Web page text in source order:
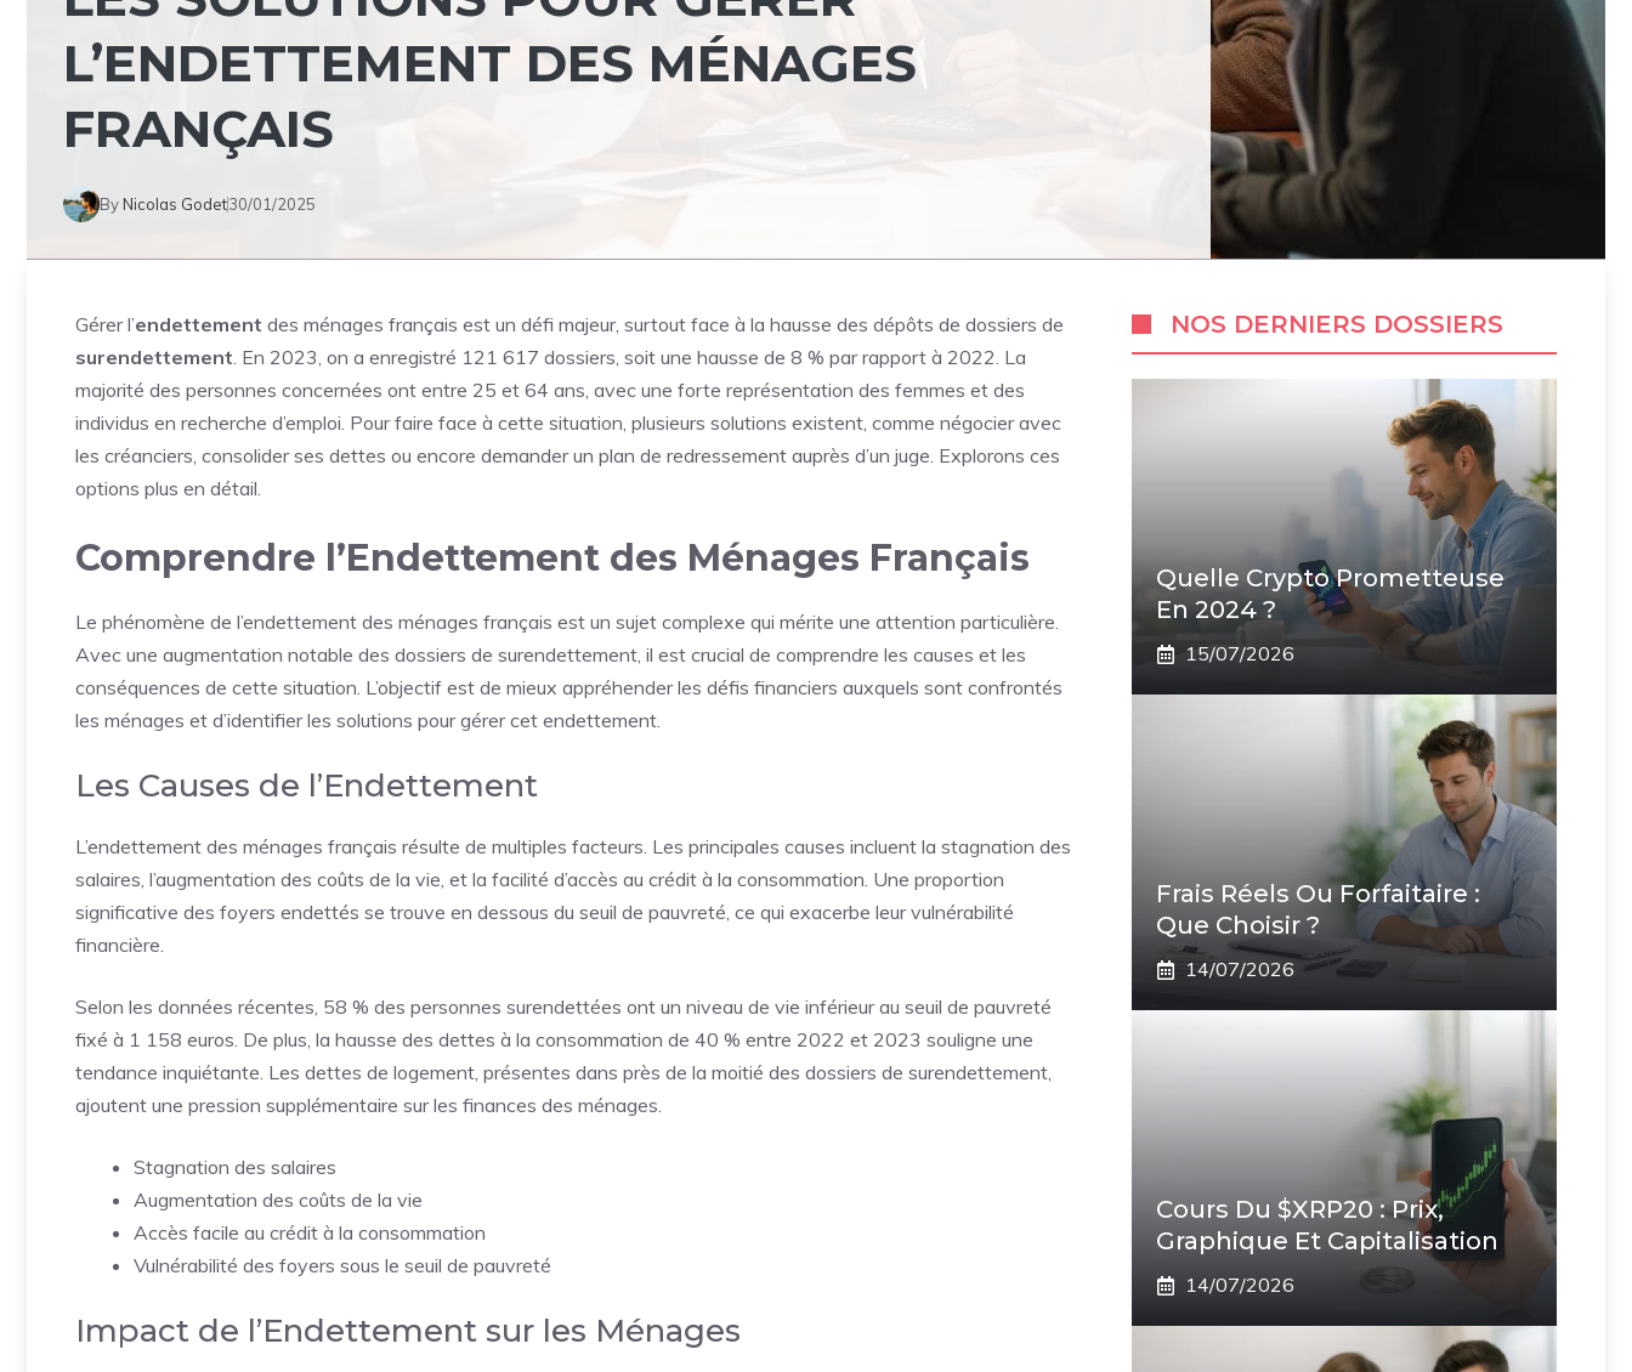
L’ENDETTEMENT DES MÉNAGES
FRANÇAIS
By Nicolas Godet30/01/2025
Gérer l’endettement des ménages français est un défi majeur, surtout face à la hausse des dépôts de dossiers de
surendettement. En 2023, on a enregistré 121 617 dossiers, soit une hausse de 8 % par rapport à 2022. La
majorité des personnes concernées ont entre 25 et 64 ans, avec une forte représentation des femmes et des
individus en recherche d’emploi. Pour faire face à cette situation, plusieurs solutions existent, comme négocier avec
les créanciers, consolider ses dettes ou encore demander un plan de redressement auprès d’un juge. Explorons ces
options plus en détail.
Comprendre l’Endettement des Ménages Français
Le phénomène de l’endettement des ménages français est un sujet complexe qui mérite une attention particulière.
Avec une augmentation notable des dossiers de surendettement, il est crucial de comprendre les causes et les
conséquences de cette situation. L’objectif est de mieux appréhender les défis financiers auxquels sont confrontés
les ménages et d’identifier les solutions pour gérer cet endettement.
Les Causes de l’Endettement
L’endettement des ménages français résulte de multiples facteurs. Les principales causes incluent la stagnation des
salaires, l’augmentation des coûts de la vie, et la facilité d’accès au crédit à la consommation. Une proportion
significative des foyers endettés se trouve en dessous du seuil de pauvreté, ce qui exacerbe leur vulnérabilité
financière.
Selon les données récentes, 58 % des personnes surendettées ont un niveau de vie inférieur au seuil de pauvreté
fixé à 1 158 euros. De plus, la hausse des dettes à la consommation de 40 % entre 2022 et 2023 souligne une
tendance inquiétante. Les dettes de logement, présentes dans près de la moitié des dossiers de surendettement,
ajoutent une pression supplémentaire sur les finances des ménages.
Stagnation des salaires
Augmentation des coûts de la vie
Accès facile au crédit à la consommation
Vulnérabilité des foyers sous le seuil de pauvreté
Impact de l’Endettement sur les Ménages
NOS DERNIERS DOSSIERS
Quelle Crypto Prometteuse
En 2024 ?
15/07/2026
Frais Réels Ou Forfaitaire :
Que Choisir ?
14/07/2026
Cours Du $XRP20 : Prix,
Graphique Et Capitalisation
14/07/2026